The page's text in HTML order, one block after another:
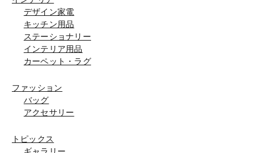
デザイン家電
キッチン用品
ステーショナリー
インテリア用品
カーペット・ラグ
ファッション
バッグ
アクセサリー
トピックス
ギャラリー